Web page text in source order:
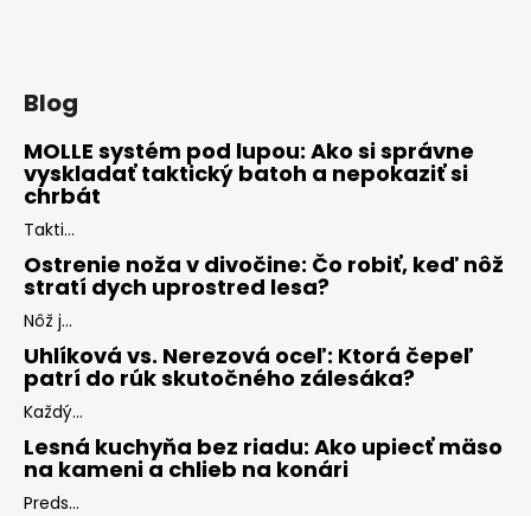
Blog
MOLLE systém pod lupou: Ako si správne
vyskladať taktický batoh a nepokaziť si
chrbát
Takti...
Ostrenie noža v divočine: Čo robiť, keď nôž
stratí dych uprostred lesa?
Nôž j...
Uhlíková vs. Nerezová oceľ: Ktorá čepeľ
patrí do rúk skutočného zálesáka?
Každý...
Lesná kuchyňa bez riadu: Ako upiecť mäso
na kameni a chlieb na konári
Preds...